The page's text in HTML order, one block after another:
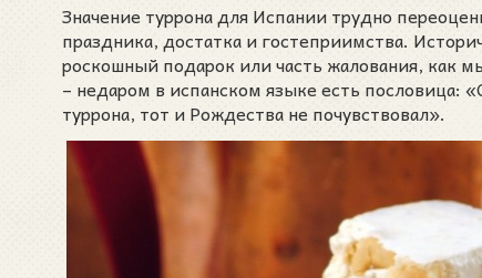
Значение туррона для Испании трудно
праздника, достатка и гостеприимства.
роскошный подарок или часть жалования, как
– недаром в испанском языке есть пословица:
туррона, тот и Рождества не почувствовал».